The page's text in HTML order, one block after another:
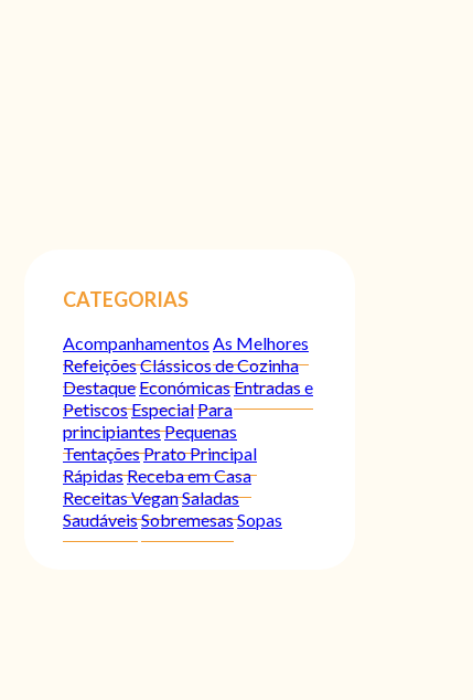
CATEGORIAS
Acompanhamentos As Melhores
RefeiçõesClássicos de Cozinha
Destaque EconómicasEntradas e
PetiscosEspecialPara
principiantesPequenas
TentaçõesPrato Principal
RápidasReceba em Casa
Receitas VeganSaladas
SaudáveisSobremesasSopas